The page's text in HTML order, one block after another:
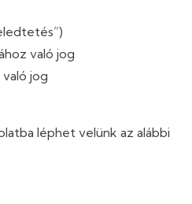
való jog
jog
léphet velünk az alábbi